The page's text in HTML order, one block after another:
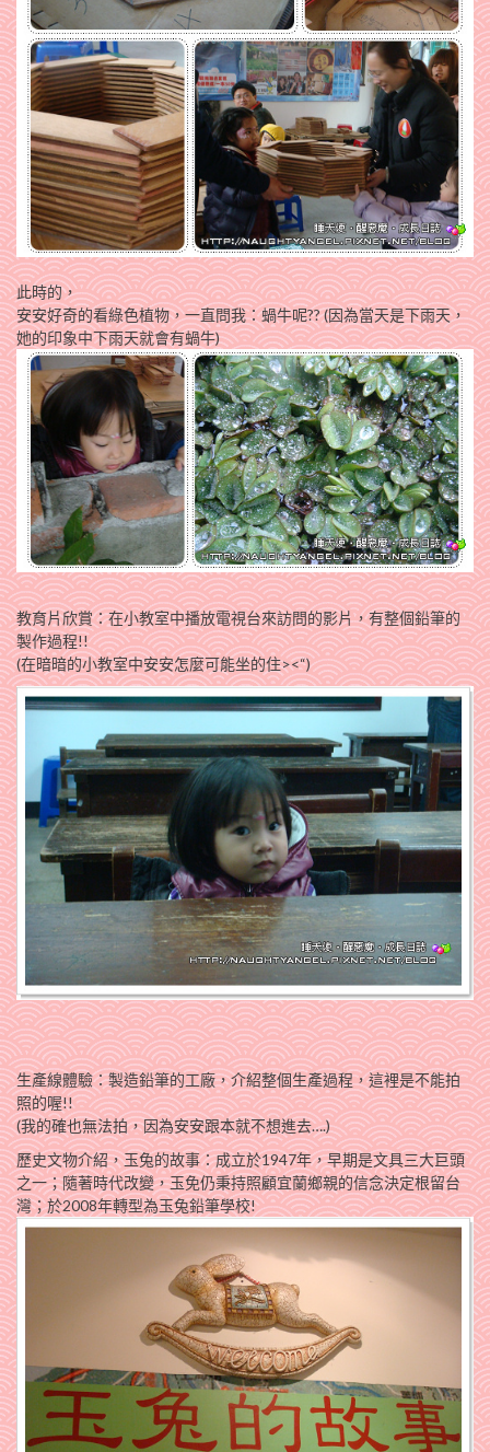
此時的，
安安好奇的看綠色植物，一直問我：蝸牛呢?? (因為當天是下雨天，
她的印象中下雨天就會有蝸牛)
教育片欣賞：在小教室中播放電視台來訪問的影片，有整個鉛筆的
製作過程!!
(在暗暗的小教室中安安怎麼可能坐的住><“)
生產線體驗：製造鉛筆的工廠，介紹整個生產過程，這裡是不能拍
照的喔!!
(我的確也無法拍，因為安安跟本就不想進去….)
歷史文物介紹，玉兔的故事：成立於1947年，早期是文具三大巨頭
之一；隨著時代改變，玉免仍秉持照顧宜蘭鄉親的信念決定根留台
灣；於2008年轉型為玉兔鉛筆學校!